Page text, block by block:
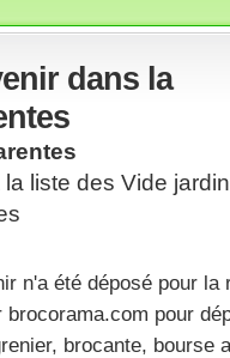
dans la
liste des Vide
n'a été déposé pour la
brocorama.com pour
brocante, bourse